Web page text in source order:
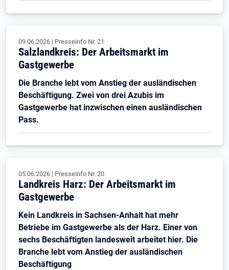
09.06.2026 | Presseinfo Nr. 21
Salzlandkreis: Der Arbeitsmarkt im
Gastgewerbe
Die Branche lebt vom Anstieg der ausländischen
Beschäftigung. Zwei von drei Azubis im
Gastgewerbe hat inzwischen einen ausländischen
Pass.
05.06.2026 | Presseinfo Nr. 20
Landkreis Harz: Der Arbeitsmarkt im
Gastgewerbe
Kein Landkreis in Sachsen-Anhalt hat mehr
Betriebe im Gastgewerbe als der Harz. Einer von
sechs Beschäftigten landesweit arbeitet hier. Die
Branche lebt vom Anstieg der ausländischen
Beschäftigung